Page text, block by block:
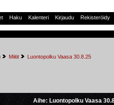
Haku Kalenteri Kirjaudu Rekisteröidy
Miitit Luontopolku Vaasa 30.8.25
Aihe: Luontopolku Vaasa